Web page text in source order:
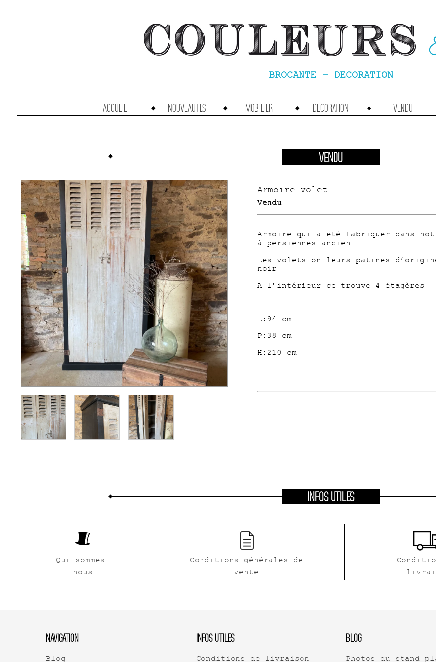
BROCANTE - DECORATION
accueil Nouveautes Mobilier Decoration vendu
VENDU
Armoire volet
Vendu
Armoire qui a été fabriquer dans
à persiennes ancien
Les volets on leurs patines
noir
A l’intérieur ce trouve 4 étagères
L:94 cm
P:38 cm
H:210 cm
INFOS UTILES
Qui sommes-
nous
Conditions générales de
vente
Navigation Infos Utiles Blog